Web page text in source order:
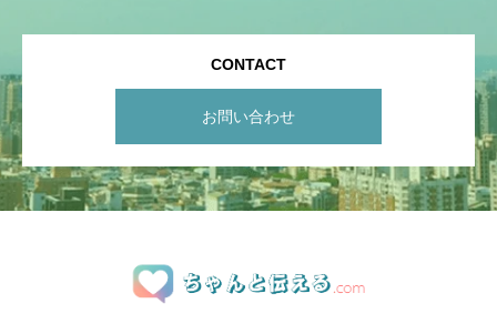
CONTACT
お問い合わせ